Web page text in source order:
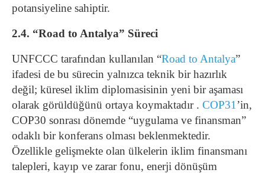
potansiyeline sahiptir.
2.4. “Road to Antalya” Süreci
UNFCCC tarafından kullanılan “Road to Antalya”
ifadesi de bu sürecin yalnızca teknik bir hazırlık
değil; küresel iklim diplomasisinin yeni bir aşaması
olarak görüldüğünü ortaya koymaktadır . COP31 ’in,
COP30 sonrası dönemde “uygulama ve finansman”
odaklı bir konferans olması beklenmektedir.
Özellikle gelişmekte olan ülkelerin iklim finansmanı
talepleri, kayıp ve zarar fonu, enerji dönüşüm